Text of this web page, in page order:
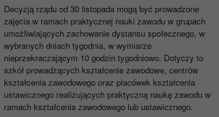
Decyzją rządu od 30 listopada mogą być prowadzone
zajęcia w ramach praktycznej nauki zawodu w grupach
umożliwiających zachowanie dystansu społecznego, w
wybranych dniach tygodnia, w wymiarze
nieprzekraczającym 10 godzin tygodniowo. Dotyczy to
szkół prowadzących kształcenie zawodowe, centrów
kształcenia zawodowego oraz placówek kształcenia
ustawicznego realizujących praktyczną naukę zawodu w
ramach kształcenia zawodowego lub ustawicznego.